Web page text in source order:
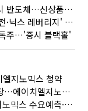
변동성에도 키워드는 역시 반도체…신상품은 우주·방산
이번주만 50조 거래...'삼전·닉스 레버리지' 수익률은 -30%
주…'증시 블랙홀'
지노믹스 청약
레몬헬스케어 코스닥 상장…에이치엘지노믹스 수요예측
코스닥 러시…에이치엘지노믹스 수요예측·레메디 청약